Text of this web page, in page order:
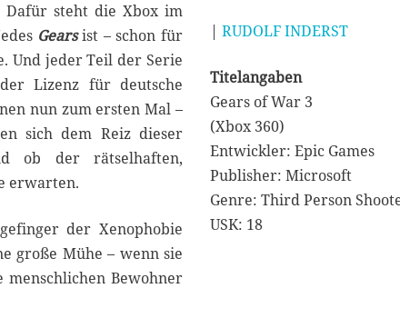
Dafür steht die Xbox im
Gearsist – schon für
Und jeder Teil der Serie
Lizenz für deutsche
nun zum ersten Mal –
sich dem Reiz dieser
ob der rätselhaften,
erwarten.
der Xenophobie
große Mühe – wenn sie
Bewohner
| RUDOLF INDERST
Titelangaben
Gears of War 3
(Xbox 360)
Entwickler: Epic Games
Publisher: Microsoft
Genre: Third Person
USK: 18